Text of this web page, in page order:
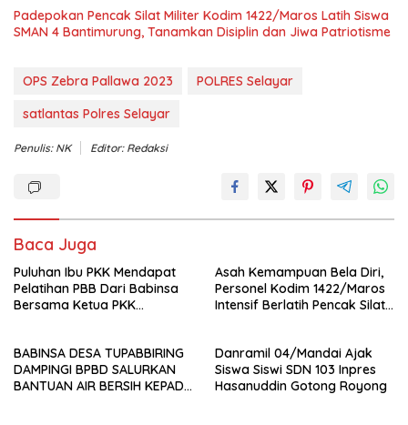
Padepokan Pencak Silat Militer Kodim 1422/Maros Latih Siswa
SMAN 4 Bantimurung, Tanamkan Disiplin dan Jiwa Patriotisme
OPS Zebra Pallawa 2023
POLRES Selayar
satlantas Polres Selayar
Penulis: NK Editor: Redaksi
Baca Juga
Puluhan Ibu PKK Mendapat
Pelatihan PBB Dari Babinsa
Bersama Ketua PKK
Asah Kemampuan Bela Diri,
Personel Kodim 1422/Maros
Intensif Berlatih Pencak Silat
BABINSA DESA TUPABBIRING
DAMPINGI BPBD SALURKAN
BANTUAN AIR BERSIH KEPADA
Danramil 04/Mandai Ajak
Siswa Siswi SDN 103 Inpres
Hasanuddin Gotong Royong